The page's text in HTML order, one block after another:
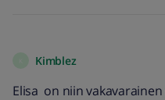
Kimblez
Elisa on niin